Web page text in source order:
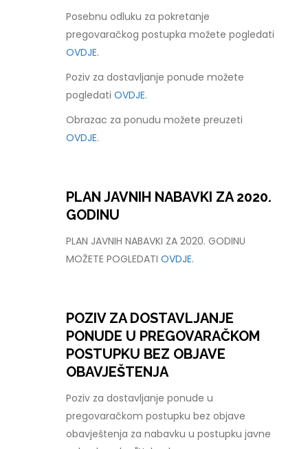
Posebnu odluku za pokretanje
pregovaračkog postupka možete pogledati
OVDJE.
Poziv za dostavljanje ponude možete
pogledatiOVDJE.
Obrazac za ponudu možete preuzeti
OVDJE.
PLAN JAVNIH NABAVKI ZA 2020.
GODINU
PLAN JAVNIH NABAVKI ZA 2020. GODINU
MOŽETE POGLEDATIOVDJE.
POZIV ZA DOSTAVLJANJE
PONUDE U PREGOVARAČKOM
POSTUPKU BEZ OBJAVE
OBAVJEŠTENJA
Poziv za dostavljanje ponude u
pregovaračkom postupku bez objave
obavještenja za nabavku u postupku javne